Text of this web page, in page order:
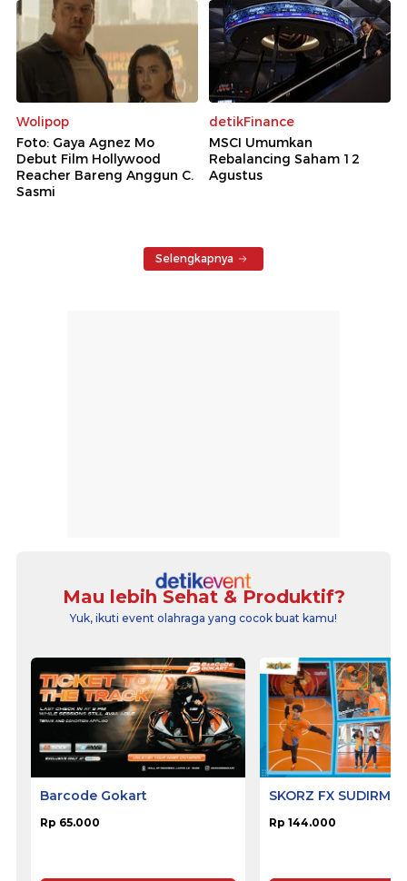
Wolipop
Foto: Gaya Agnez Mo
Debut Film Hollywood
Reacher Bareng Anggun C.
Sasmi
detikFinance
MSCI Umumkan
Rebalancing Saham 12
Agustus
Selengkapnya
Mau lebih Sehat & Produktif?
Yuk, ikuti event olahraga yang cocok buat kamu!
Barcode Gokart
Rp 65.000
SKORZ FX
Rp 144.000